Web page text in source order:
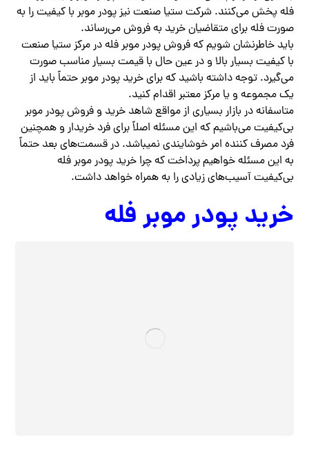
فله پخش می‌کنند. شرکت ستیا صنعت نیز پودر موبر با کیفیت را به
صورت فله برای متقاضیان خرید به فروش می‌رساند.
باید خاطرنشان شویم که فروش پودر موبر فله در مرکز ستیا صنعت
با کیفیت بسیار بالا و در عین حال با قیمت بسیار مناسب صورت
می‌گیرد. توجه داشته باشید که برای خرید پودر موبر حتماً باید از
یک مجموعه و یا مرکز معتبر اقدام کنید.
متاسفانه در بازار بسیاری از مواقع شاهد خرید و فروش پودر موبر
بی‌کیفیت می‌باشیم که این مسئله اصلاً برای فرد خریدار و همچنین
فرد مصرف کننده امر خوشایندی نمیباشد. در قسمت‌های بعد حتماً
به این مسئله خواهیم پرداخت که چرا خرید پودر موبر فله
بی‌کیفیت آسیب‌های زیادی را به همراه خواهد داشت.
خرید پودر موبر فله